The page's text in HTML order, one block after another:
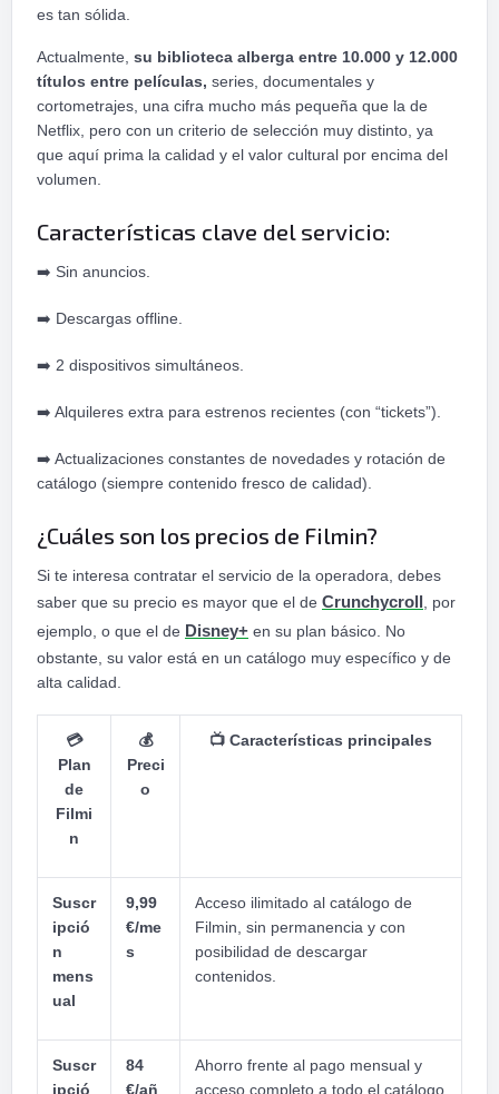
es tan sólida.
Actualmente, su biblioteca alberga entre 10.000 y 12.000
títulos entre películas, series, documentales y
cortometrajes, una cifra mucho más pequeña que la de
Netflix, pero con un criterio de selección muy distinto, ya
que aquí prima la calidad y el valor cultural por encima del
volumen.
Características clave del servicio:
➡️ Sin anuncios.
➡️ Descargas offline.
➡️ 2 dispositivos simultáneos.
➡️ Alquileres extra para estrenos recientes (con “tickets”).
➡️ Actualizaciones constantes de novedades y rotación de
catálogo (siempre contenido fresco de calidad).
¿Cuáles son los precios de Filmin?
Si te interesa contratar el servicio de la operadora, debes
saber que su precio es mayor que el de Crunchycroll , por
ejemplo, o que el de Disney+ en su plan básico. No
obstante, su valor está en un catálogo muy específico y de
alta calidad.
💳
Plan
de
Filmi
n
💰
Preci
o
📺 Características principales
Suscr
ipció
n
mens
ual
9,99
€/me
s
Acceso ilimitado al catálogo de
Filmin, sin permanencia y con
posibilidad de descargar
contenidos.
Suscr
ipció
84
€/añ
Ahorro frente al pago mensual y
acceso completo a todo el catálogo